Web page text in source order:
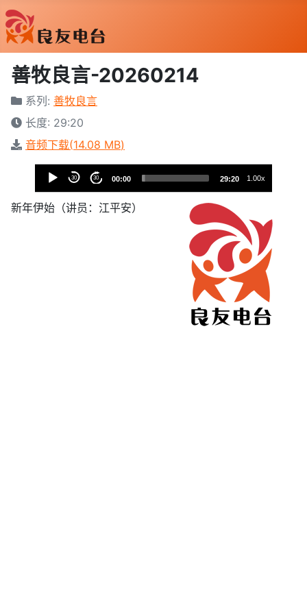
善牧良言-20260214
系列: 善牧良言
长度: 29:20
音频下载(14.08 MB)
樂
播
30 30 00:00 29:20 1.00x
新年伊始（讲员：江平安）